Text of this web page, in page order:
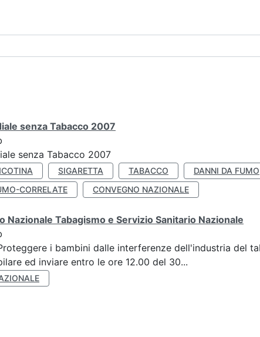
senza Tabacco 2007
senza Tabacco 2007
SIGARETTA TABACCO DANNI DA FUMO
CORRELATE
CONVEGNO NAZIONALE
Nazionale Tabagismo e Servizio Sanitario Nazionale
i bambini dalle interferenze dell'industria del
ed inviare entro le ore 12.00 del 30...